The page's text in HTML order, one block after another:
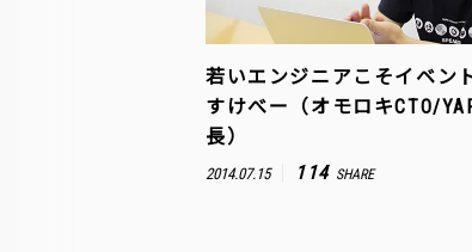
若いエンジニアこそイベン
すけべー（オモロキCTO/
長）
2014.07.15 114 SHARE